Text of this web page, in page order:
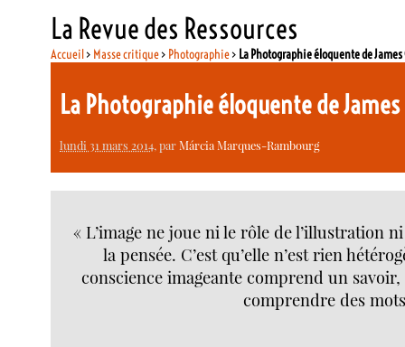
La Revue des Ressources
Accueil> Masse critique> Photographie> La Photographie éloquente de James
La Photographie éloquente de
lundi 31 mars 2014, parMárcia Marques-Rambourg
« L’image ne joue ni le rôle de l’illustration
la pensée. C’est qu’elle n’est rien
conscience imageante comprend un
comprendre des